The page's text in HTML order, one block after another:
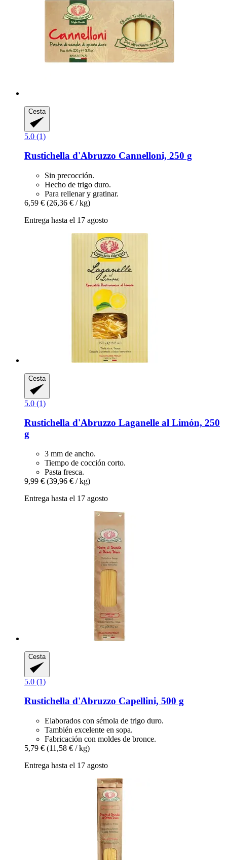
Cesta
5.0 (1)
Rustichella d'Abruzzo Cannelloni, 250 g
Sin precocción.
Hecho de trigo duro.
Para rellenar y gratinar.
6,59 € (26,36 € / kg)
Entrega hasta el 17 agosto
Cesta
5.0 (1)
Rustichella d'Abruzzo Laganelle al Limón, 250
g
3 mm de ancho.
Tiempo de cocción corto.
Pasta fresca.
9,99 € (39,96 € / kg)
Entrega hasta el 17 agosto
Cesta
5.0 (1)
Rustichella d'Abruzzo Capellini, 500 g
Elaborados con sémola de trigo duro.
También excelente en sopa.
Fabricación con moldes de bronce.
5,79 € (11,58 € / kg)
Entrega hasta el 17 agosto